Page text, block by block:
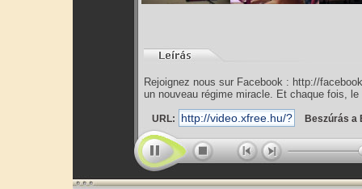
Rejoignez nous sur Facebook : http://
un nouveau régime miracle. Et chaque fois,
URL: Beszúrás a